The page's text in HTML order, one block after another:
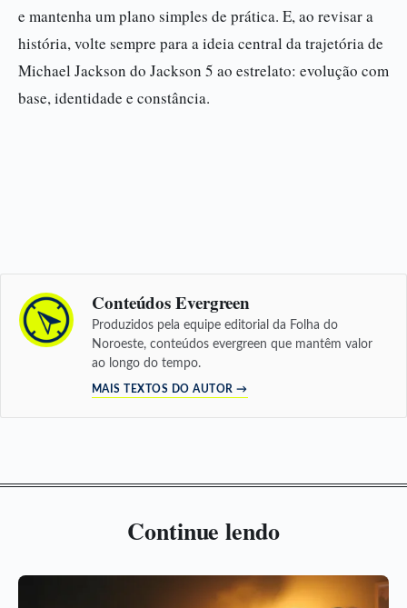
e mantenha um plano simples de prática. E, ao revisar a
história, volte sempre para a ideia central da trajetória de
Michael Jackson do Jackson 5 ao estrelato: evolução com
base, identidade e constância.
Conteúdos Evergreen
Produzidos pela equipe editorial da Folha do
Noroeste, conteúdos evergreen que mantêm valor
ao longo do tempo.
MAIS TEXTOS DO AUTOR →
Continue lendo